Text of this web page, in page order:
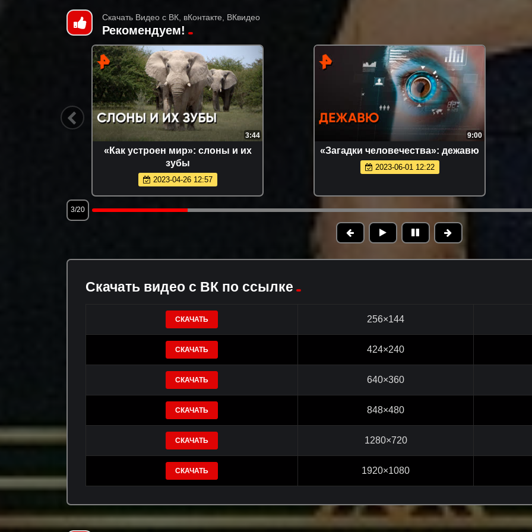
Скачать Видео с ВК, вКонтакте, ВКвидео
Рекомендуем!
3:44
«Как устроен мир»: слоны и их
зубы
2023-04-26 12:57
9:00
«Загадки человечества»: дежавю
2023-06-01 12:22
3/20
Скачать видео с ВК по ссылке
СКАЧАТЬ 256×144
СКАЧАТЬ 424×240
СКАЧАТЬ 640×360
СКАЧАТЬ 848×480
СКАЧАТЬ 1280×720
СКАЧАТЬ 1920×1080